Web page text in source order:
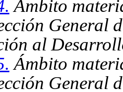
Ámbito
General
al
Ámbito
General